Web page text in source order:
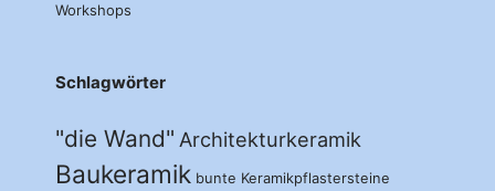
Workshops
Schlagwörter
"die Wand" Architekturkeramik
Baukeramik bunte Keramikpflastersteine